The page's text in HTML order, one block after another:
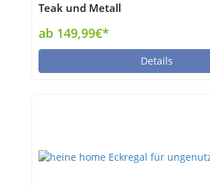
Teak und Metall
ab 149,99€*
Details